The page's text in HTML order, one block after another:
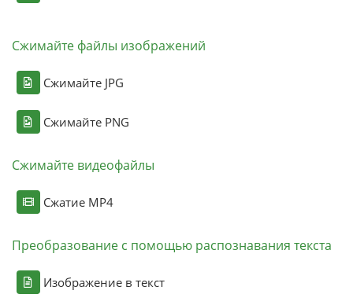
Сжимайте файлы изображений
Сжимайте JPG
Сжимайте PNG
Сжимайте видеофайлы
Сжатие MP4
Преобразование с помощью распознавания текста
Изображение в текст